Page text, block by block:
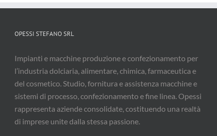
l’industria dolciaria, alimentare, chimica, farmaceutica e
del cosmetico. Studio, fornitura e assistenza macchine e
sistemi di processo, confezionamento e fine linea. Opessi
rappresenta aziende consolidate, costituendo una realtà
di imprese unite dalla stessa passione.